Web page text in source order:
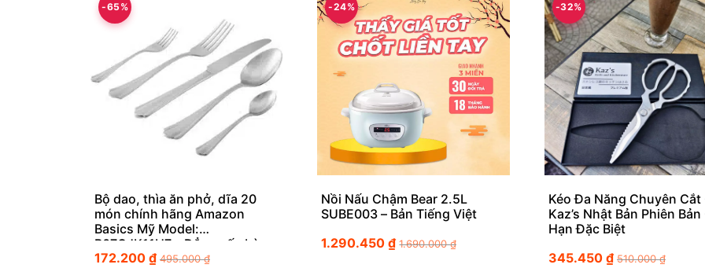
-65%
Bộ dao, thìa ăn phở, dĩa 20
món chính hãng Amazon
Basics Mỹ Model:
B07GJK11H7 – Đẳng cấp bàn
ăn chuẩn Âu Mỹ
172.200 ₫ 495.000₫
-24%
Nồi Nấu Chậm Bear 2.5L
SUBE003 – Bản Tiếng Việt
1.290.450₫ 1.690.000₫
-32%
Kéo Đa Năng Chuyên Cắt
Kaz’s Nhật Bản Phiên
Hạn Đặc Biệt
345.450 ₫ 510.000₫